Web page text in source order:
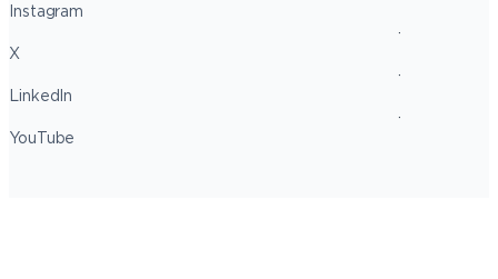
Instagram
X
LinkedIn
YouTube